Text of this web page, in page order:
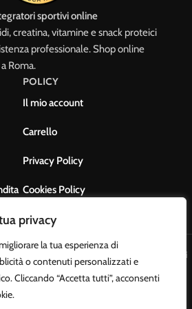
privacy
la tua esperienza di
o contenuti personalizzati e
Cliccando “Accetta tutti”, acconsenti
esclusive
personalizzata
Italia
clienti sempre disponibile
sportivi online
creatina, vitamine e snack proteici
professionale. Shop online
Roma.
POLICY
Il mio account
Carrello
Privacy Policy
Cookies Policy
Termini e condizioni
Luca - PIVA: 17678631007 - Tutti i
diritti riservati